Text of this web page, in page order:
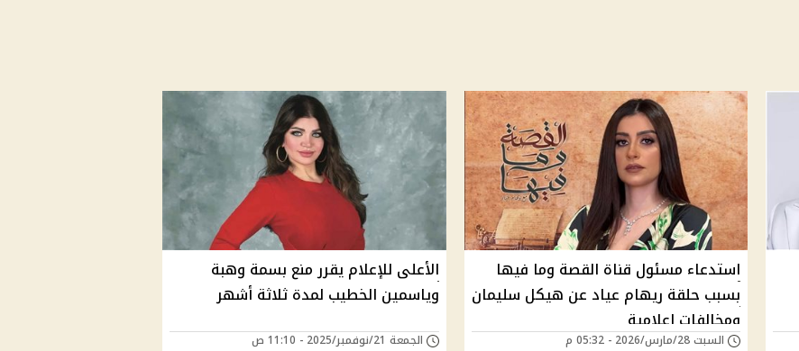
استدعاء مسئول قناة القصة وما فيها
بسبب حلقة ريهام عياد عن هيكل سليمان
ومخالفات إعلامية
السبت 28/مارس/2026 - 05:32 م
الأعلى للإعلام يقرر منع بسمة وهبة
وياسمين الخطيب لمدة ثلاثة أشهر
الجمعة 21/نوفمبر/2025 - 11:10 ص